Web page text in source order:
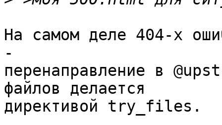
На самом деле 404-х
-
перенаправление в
файлов делается
директивой try_files.